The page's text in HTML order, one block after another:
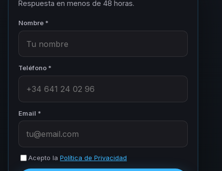
Respuesta en menos de 48 horas.
Nombre *
Teléfono *
Email *
Acepto la Política de Privacidad